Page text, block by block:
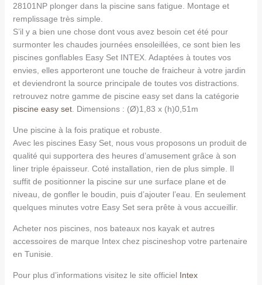
28101NP plonger dans la piscine sans fatigue. Montage et
remplissage très simple.
S’il y a bien une chose dont vous avez besoin cet été pour
surmonter les chaudes journées ensoleillées, ce sont bien les
piscines gonflables Easy Set INTEX. Adaptées à toutes vos
envies, elles apporteront une touche de fraicheur à votre jardin
et deviendront la source principale de toutes vos distractions.
retrouvez notre gamme de piscine easy set dans la catégorie
piscine easy set. Dimensions : (Ø)1,83 x (h)0,51m
Une piscine à la fois pratique et robuste.
Avec les piscines Easy Set, nous vous proposons un produit de
qualité qui supportera des heures d’amusement grâce à son
liner triple épaisseur. Coté installation, rien de plus simple. Il
suffit de positionner la piscine sur une surface plane et de
niveau, de gonfler le boudin, puis d’ajouter l’eau. En seulement
quelques minutes votre Easy Set sera prête à vous accueillir.
Acheter nos piscines, nos bateaux nos kayak et autres
accessoires de marque Intex chez piscineshop votre partenaire
en Tunisie.
Pour plus d’informations visitez le site officiel Intex